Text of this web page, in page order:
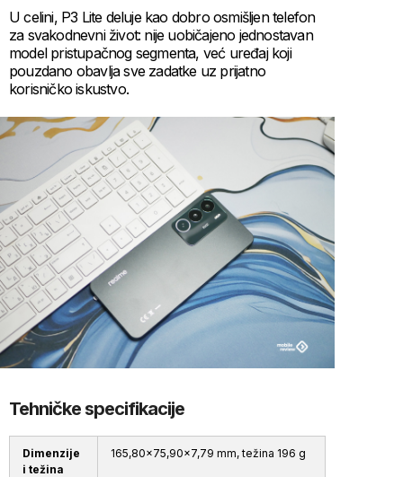
U celini, P3 Lite deluje kao dobro osmišljen telefon
za svakodnevni život: nije uobičajeno jednostavan
model pristupačnog segmenta, već uređaj koji
pouzdano obavlja sve zadatke uz prijatno
korisničko iskustvo.
Tehničke specifikacije
Dimenzije
i težina
165,80×75,90×7,79 mm, težina 196 g